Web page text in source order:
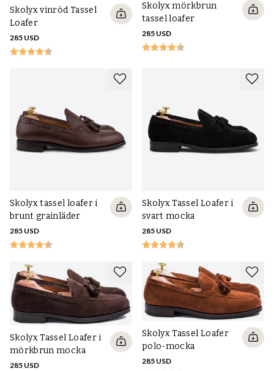
Skolyx vinröd Tassel
Loafer
285 USD
Skolyx mörkbrun
tassel loafer
285 USD
Skolyx tassel loafer i
brunt grainläder
285 USD
Skolyx Tassel Loafer i
svart mocka
285 USD
Skolyx Tassel Loafer i
mörkbrun mocka
285 USD
Skolyx Tassel Loafer
polo-mocka
285 USD